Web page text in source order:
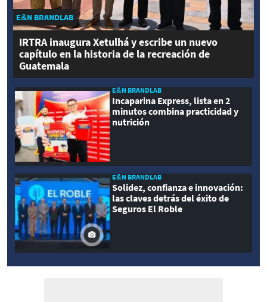
E&N BRANDLAB
IRTRA inaugura Xetulhá y escribe un nuevo
capítulo en la historia de la recreación de
Guatemala
E&N BRANDLAB
Incaparina Express, lista en 2
minutos combina practicidad y
nutrición
E&N BRANDLAB
Solidez, confianza e innovación:
las claves detrás del éxito de
Seguros El Roble